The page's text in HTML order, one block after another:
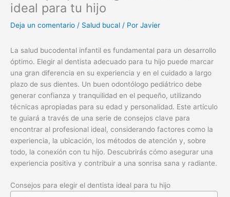
ideal para tu hijo
Deja un comentario / Salud bucal / Por Javier
La salud bucodental infantil es fundamental para un desarrollo
óptimo. Elegir al dentista adecuado para tu hijo puede marcar
una gran diferencia en su experiencia y en el cuidado a largo
plazo de sus dientes. Un buen odontólogo pediátrico debe
generar confianza y tranquilidad en el pequeño, utilizando
técnicas apropiadas para su edad y personalidad. Este artículo
te guiará a través de una serie de consejos clave para
encontrar al profesional ideal, considerando factores como la
experiencia, la ubicación, los métodos de atención y, sobre
todo, la conexión con tu hijo. Descubrirás cómo asegurar una
experiencia positiva y contribuir a una sonrisa sana y radiante.
Consejos para elegir el dentista ideal para tu hijo